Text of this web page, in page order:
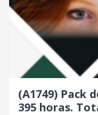
g
i
n
e
r
a
(A1749) Pack
395 horas.